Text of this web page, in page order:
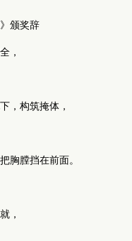
》颁奖辞
，
，构筑掩体，
胸膛挡在前面。
，